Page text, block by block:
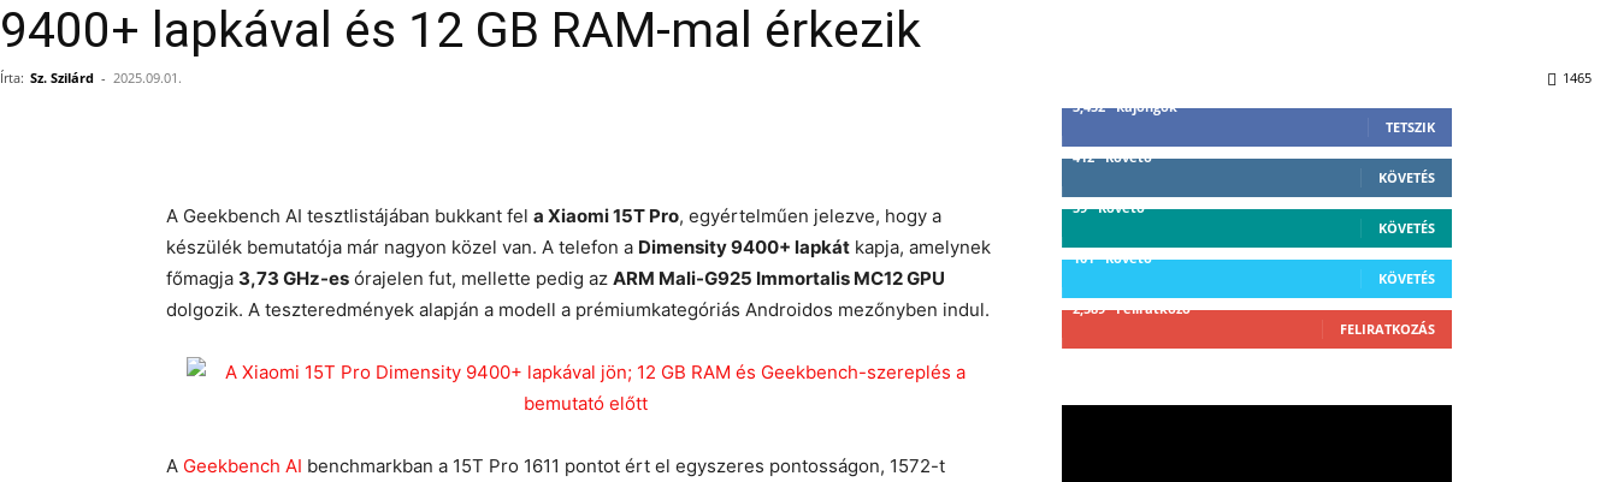
9400+ lapkával és 12 GB RAM-mal érkezik
Írta: Sz. Szilárd - 2025.09.01. 1465
A Geekbench AI tesztlistájában bukkant fel a Xiaomi 15T Pro, egyértelműen jelezve, hogy a
készülék bemutatója már nagyon közel van. A telefon a Dimensity 9400+ lapkát kapja, amelynek
főmagja 3,73 GHz-es órajelen fut, mellette pedig az ARM Mali-G925 Immortalis MC12 GPU
dolgozik. A teszteredmények alapján a modell a prémiumkategóriás Androidos mezőnyben indul.
A Geekbench AI benchmarkban a 15T Pro 1611 pontot ért el egyszeres pontosságon, 1572-t
3,452 Rajongók
TETSZIK
412 Követő
KÖVETÉS
59 Követő
KÖVETÉS
101 Követő
KÖVETÉS
2,589 Feliratkozó
FELIRATKOZÁS